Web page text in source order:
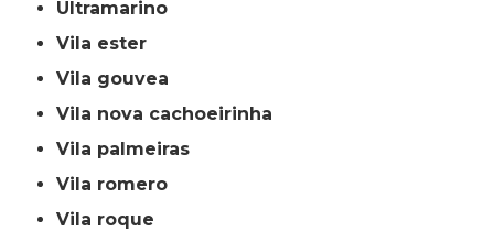
ultramarino
vila ester
vila gouvea
vila nova cachoeirinha
vila palmeiras
vila romero
vila roque